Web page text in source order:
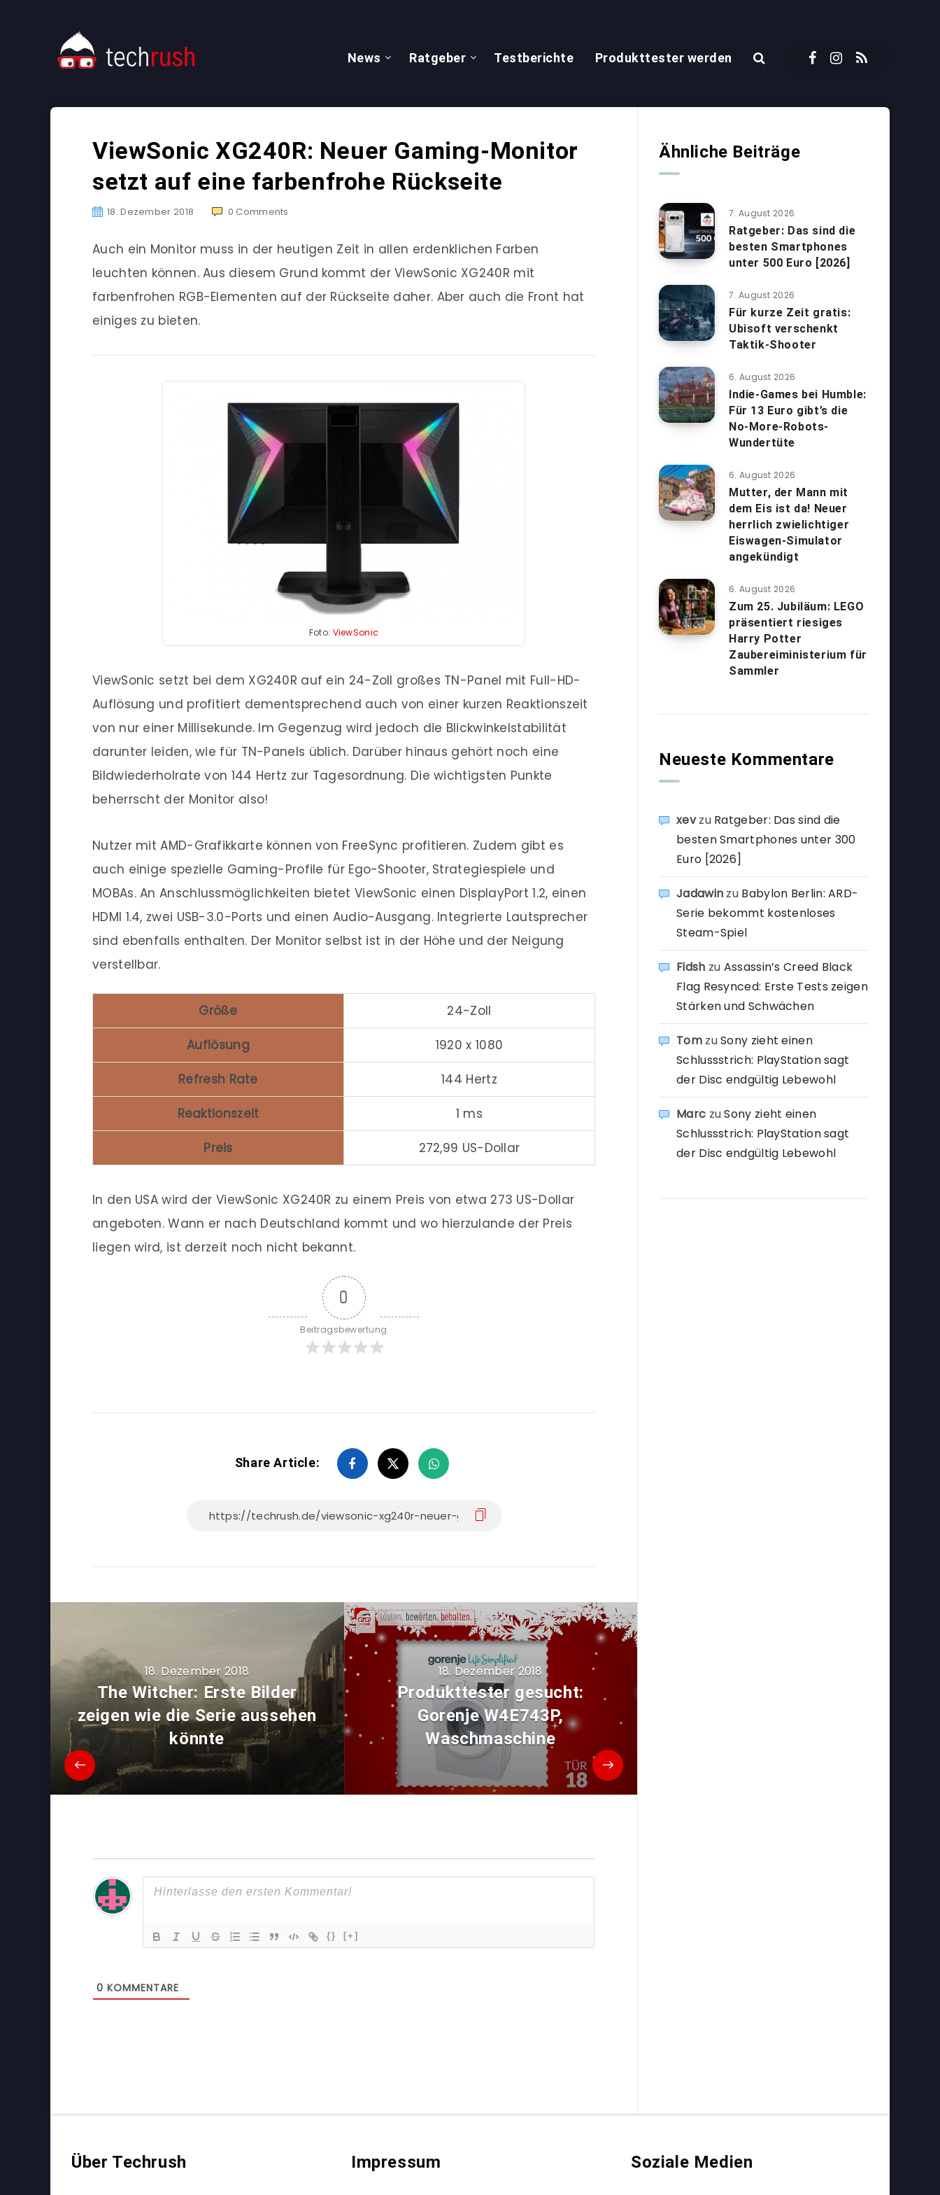
News Ratgeber Testberichte Produkttester werden
ViewSonic XG240R: Neuer Gaming-Monitor
setzt auf eine farbenfrohe Rückseite
18. Dezember 2018 0 Comments
Auch ein Monitor muss in der heutigen Zeit in allen erdenklichen Farben
leuchten können. Aus diesem Grund kommt der ViewSonic XG240R mit
farbenfrohen RGB-Elementen auf der Rückseite daher. Aber auch die Front hat
einiges zu bieten.
Foto: ViewSonic
ViewSonic setzt bei dem XG240R auf ein 24-Zoll großes TN-Panel mit Full-HD-
Auflösung und profitiert dementsprechend auch von einer kurzen Reaktionszeit
von nur einer Millisekunde. Im Gegenzug wird jedoch die Blickwinkelstabilität
darunter leiden, wie für TN-Panels üblich. Darüber hinaus gehört noch eine
Bildwiederholrate von 144 Hertz zur Tagesordnung. Die wichtigsten Punkte
beherrscht der Monitor also!
Nutzer mit AMD-Grafikkarte können von FreeSync profitieren. Zudem gibt es
auch einige spezielle Gaming-Profile für Ego-Shooter, Strategiespiele und
MOBAs. An Anschlussmöglichkeiten bietet ViewSonic einen DisplayPort 1.2, einen
HDMI 1.4, zwei USB-3.0-Ports und einen Audio-Ausgang. Integrierte Lautsprecher
sind ebenfalls enthalten. Der Monitor selbst ist in der Höhe und der Neigung
verstellbar.
Größe 24-Zoll
Auflösung 1920 x 1080
Refresh Rate 144 Hertz
Reaktionszeit 1 ms
Preis 272,99 US-Dollar
In den USA wird der ViewSonic XG240R zu einem Preis von etwa 273 US-Dollar
angeboten. Wann er nach Deutschland kommt und wo hierzulande der Preis
liegen wird, ist derzeit noch nicht bekannt.
0
Beitragsbewertung
Share Article:
18. Dezember 2018
The Witcher: Erste Bilder
zeigen wie die Serie aussehen
könnte
18. Dezember 2018
Produkttester gesucht:
Gorenje W4E743P,
Waschmaschine
{} [+]
0 KOMMENTARE
Ähnliche Beiträge
7. August 2026
Ratgeber: Das sind die
besten Smartphones
unter 500 Euro [2026]
7. August 2026
Für kurze Zeit gratis:
Ubisoft verschenkt
Taktik-Shooter
6. August 2026
Indie-Games bei Humble:
Für 13 Euro gibt’s die
No-More-Robots-
Wundertüte
6. August 2026
Mutter, der Mann mit
dem Eis ist da! Neuer
herrlich zwielichtiger
Eiswagen-Simulator
angekündigt
6. August 2026
Zum 25. Jubiläum: LEGO
präsentiert riesiges
Harry Potter
Zaubereiministerium für
Sammler
Neueste Kommentare
xevzu Ratgeber: Das sind die
besten Smartphones unter 300
Euro [2026]
Jadawin zu Babylon Berlin: ARD-
Serie bekommt kostenloses
Steam-Spiel
Fidsh zu Assassin’s Creed Black
Flag Resynced: Erste Tests zeigen
Stärken und Schwächen
TomzuSony zieht einen
Schlussstrich: PlayStation sagt
der Disc endgültig Lebewohl
Marc zuSony zieht einen
Schlussstrich: PlayStation sagt
der Disc endgültig Lebewohl
Über Techrush Impressum Soziale Medien